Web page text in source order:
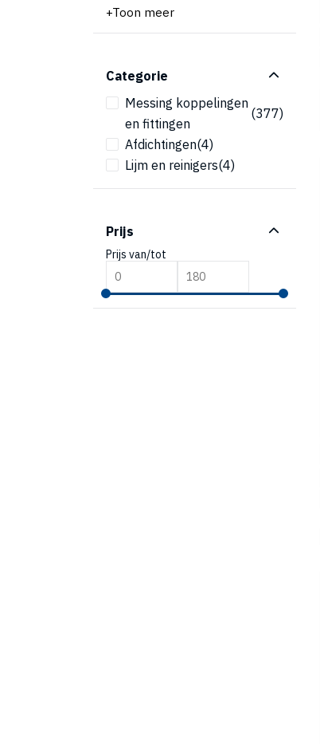
Toon meer
Categorie
Messing koppelingen
en fittingen
(377)
Afdichtingen(4)
Lijm en reinigers(4)
Prijs
Prijs van/tot